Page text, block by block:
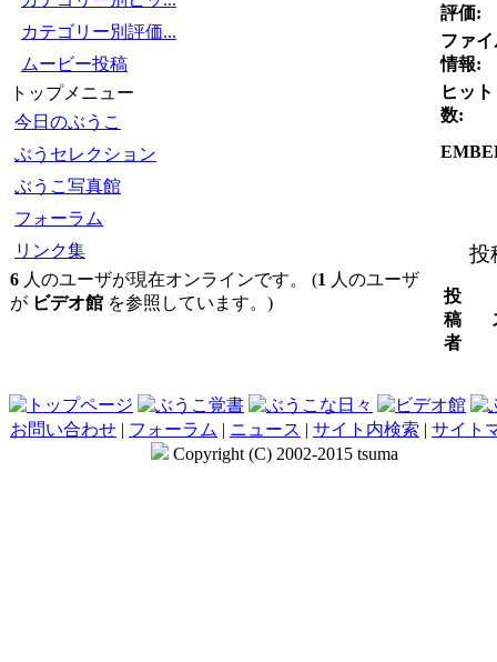
カテゴリー別評価...
ムービー投稿
トップメニュー
今日のぶうこ
ぶうセレクション
ぶうこ写真館
フォーラム
リンク集
6 人のユーザが現在オンラインです。 (1 人のユーザ
が ビデオ館 を参照しています。)
評価:
ファ
情報:
ヒット
数:
投
投
稿
者
お問い合わせ | フォーラム | ニュース | サイト内検索 | サイト
Copyright (C) 2002-2015 tsuma